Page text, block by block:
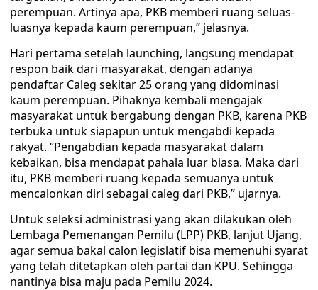
perempuan. Artinya apa, PKB memberi ruang seluas-
luasnya kepada kaum perempuan,” jelasnya.
Hari pertama setelah launching, langsung mendapat
respon baik dari masyarakat, dengan adanya
pendaftar Caleg sekitar 25 orang yang didominasi
kaum perempuan. Pihaknya kembali mengajak
masyarakat untuk bergabung dengan PKB, karena PKB
terbuka untuk siapapun untuk mengabdi kepada
rakyat. “Pengabdian kepada masyarakat dalam
kebaikan, bisa mendapat pahala luar biasa. Maka dari
itu, PKB memberi ruang kepada semuanya untuk
mencalonkan diri sebagai caleg dari PKB,” ujarnya.
Untuk seleksi administrasi yang akan dilakukan oleh
Lembaga Pemenangan Pemilu (LPP) PKB, lanjut Ujang,
agar semua bakal calon legislatif bisa memenuhi syarat
yang telah ditetapkan oleh partai dan KPU. Sehingga
nantinya bisa maju pada Pemilu 2024.